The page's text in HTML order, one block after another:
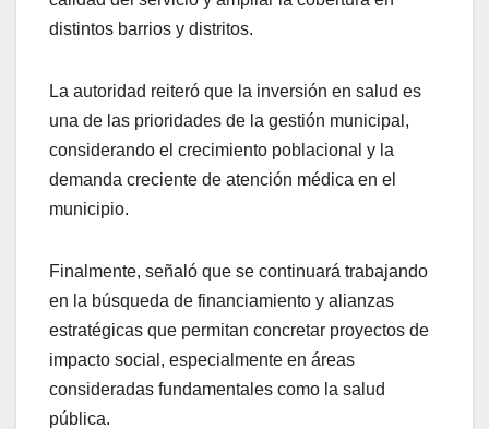
distintos barrios y distritos.
La autoridad reiteró que la inversión en salud es
una de las prioridades de la gestión municipal,
considerando el crecimiento poblacional y la
demanda creciente de atención médica en el
municipio.
Finalmente, señaló que se continuará trabajando
en la búsqueda de financiamiento y alianzas
estratégicas que permitan concretar proyectos de
impacto social, especialmente en áreas
consideradas fundamentales como la salud
pública.